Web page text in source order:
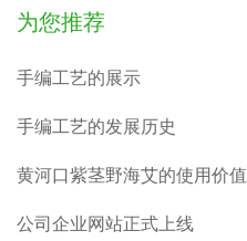
为您推荐
手编工艺的展示
手编工艺的发展历史
黄河口紫茎野海艾的使用价值
公司企业网站正式上线